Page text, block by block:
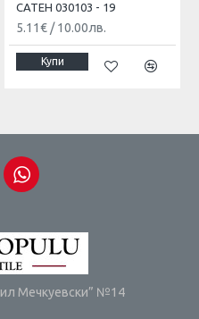
САТЕН 030103 - 19
5.11€ /10.00лв.
Купи
Мечкуевски” №14